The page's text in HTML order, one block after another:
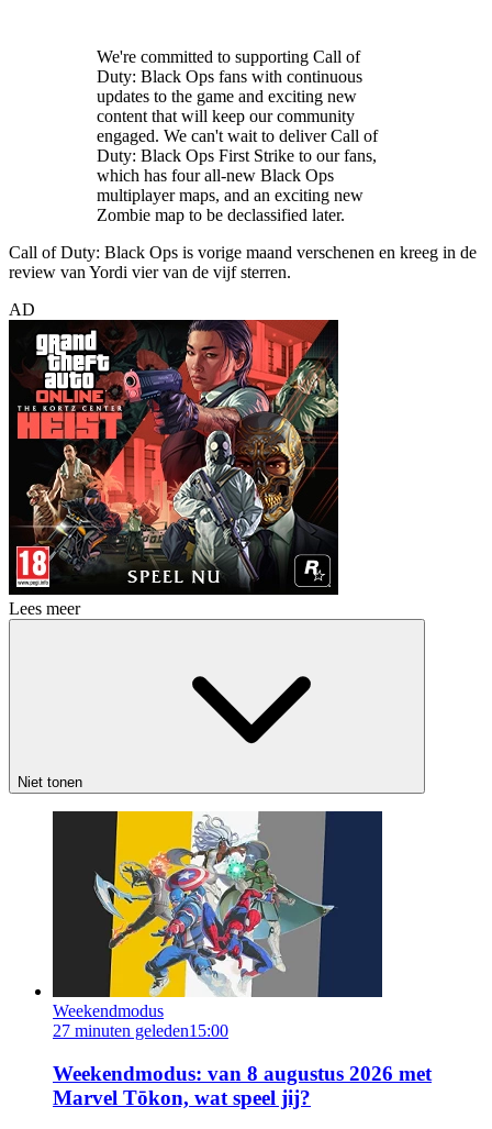
We're committed to supporting Call of
Duty: Black Ops fans with continuous
updates to the game and exciting new
content that will keep our community
engaged. We can't wait to deliver Call of
Duty: Black Ops First Strike to our fans,
which has four all-new Black Ops
multiplayer maps, and an exciting new
Zombie map to be declassified later.
Call of Duty: Black Ops is vorige maand verschenen en kreeg in de
review van Yordi vier van de vijf sterren.
AD
Lees meer
Niet tonen
Weekendmodus
27 minuten geleden15:00
Weekendmodus: van 8 augustus 2026 met
Marvel Tōkon, wat speel jij?